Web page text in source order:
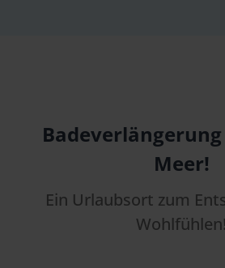
Meer!
Ein Urlaubsort zum
Wohlfühlen!